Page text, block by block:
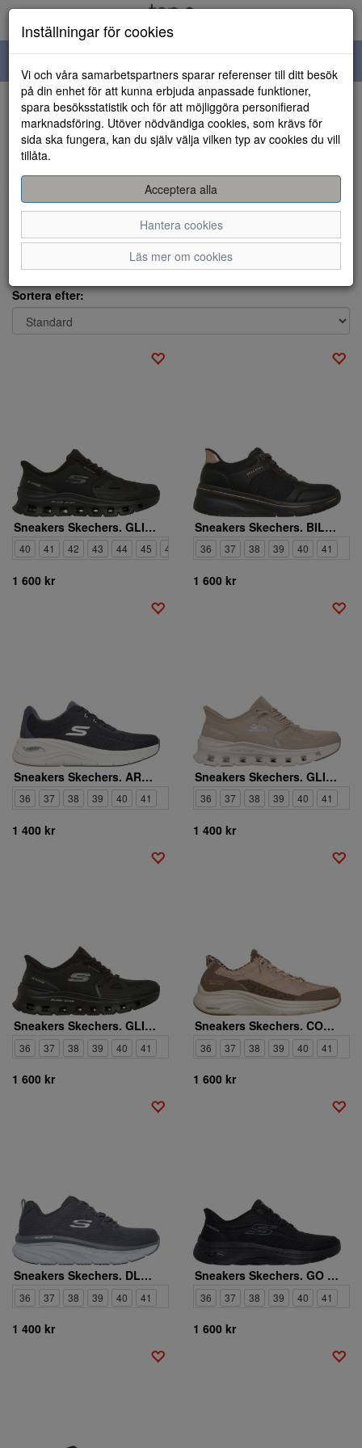
navigation
Visa filter
Varumärke: Skechers
Rensa
Skechers
Bekväma och trendiga skor för hela familjen. Skechers är ett
globalt skovarumärke känt för sina bekväma, funktionella och
Visa mer
Sortera efter:
Sneakers Skechers. GLIDE-STEP PRO RAINPARTNER
40 41 42 43 44 45 47
1 600 kr
Sneakers Skechers. BILLION FLEX LIVIN LUSH
36 37 38 39 40 41
1 600 kr
Sneakers Skechers. ARCH FIT 3.0 EASY FLOW
36 37 38 39 40 41
1 400 kr
Sneakers Skechers. GLIDE-STEP PRO SOFT MIST
36 37 38 39 40 41
1 400 kr
Sneakers Skechers. GLIDE-STEP PRO SOFT MIST
36 37 38 39 40 41
1 600 kr
Sneakers Skechers. CONTOUR FOAM LEOPARD DREAM
36 37 38 39 40 41
1 600 kr
Sneakers Skechers. DLUX WALKER GET OASIS
36 37 38 39 40 41
1 400 kr
Sneakers Skechers. GO WALK ARCH FIT 2.0 KATHY
36 37 38 39 40 41
1 600 kr
Inställningar för cookies
Vi och våra samarbetspartners sparar referenser till ditt besök
på din enhet för att kunna erbjuda anpassade funktioner,
spara besöksstatistik och för att möjliggöra personifierad
marknadsföring. Utöver nödvändiga cookies, som krävs för
sida ska fungera, kan du själv välja vilken typ av cookies du vill
tillåta.
Acceptera alla
Hantera cookies
Läs mer om cookies